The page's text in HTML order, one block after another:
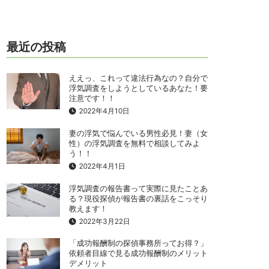
最近の投稿
ええっ、これって違法行為なの？自分で
浮気調査をしようとしているあなた！要
注意です！！
2022年4月10日
妻の浮気で悩んでいる男性必見！妻（女
性）の浮気調査を無料で相談してみよ
う！！
2022年4月1日
浮気調査の報告書って実際に見たことあ
る？現役探偵が報告書の裏話をこっそり
教えます！
2022年3月22日
「成功報酬制の探偵事務所ってお得？」
依頼者目線で見る成功報酬制のメリット
デメリット